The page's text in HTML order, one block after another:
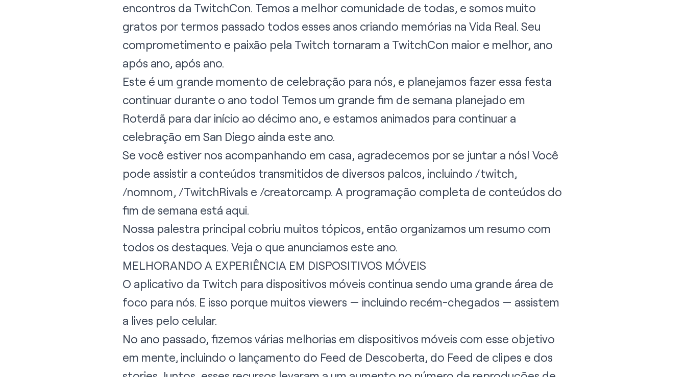
encontros da TwitchCon. Temos a melhor comunidade de todas, e somos muito
gratos por termos passado todos esses anos criando memórias na Vida Real. Seu
comprometimento e paixão pela Twitch tornaram a TwitchCon maior e melhor, ano
após ano, após ano.
Este é um grande momento de celebração para nós, e planejamos fazer essa festa
continuar durante o ano todo! Temos um grande fim de semana planejado em
Roterdã para dar início ao décimo ano, e estamos animados para continuar a
celebração em San Diego ainda este ano.
Se você estiver nos acompanhando em casa, agradecemos por se juntar a nós! Você
pode assistir a conteúdos transmitidos de diversos palcos, incluindo /twitch,
/nomnom, /TwitchRivals e /creatorcamp. A programação completa de conteúdos do
fim de semana está aqui.
Nossa palestra principal cobriu muitos tópicos, então organizamos um resumo com
todos os destaques. Veja o que anunciamos este ano.
MELHORANDO A EXPERIÊNCIA EM DISPOSITIVOS MÓVEIS
O aplicativo da Twitch para dispositivos móveis continua sendo uma grande área de
foco para nós. E isso porque muitos viewers — incluindo recém-chegados — assistem
a lives pelo celular.
No ano passado, fizemos várias melhorias em dispositivos móveis com esse objetivo
em mente, incluindo o lançamento do Feed de Descoberta, do Feed de clipes e dos